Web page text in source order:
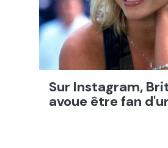
Sur Instagram,
avoue être fan